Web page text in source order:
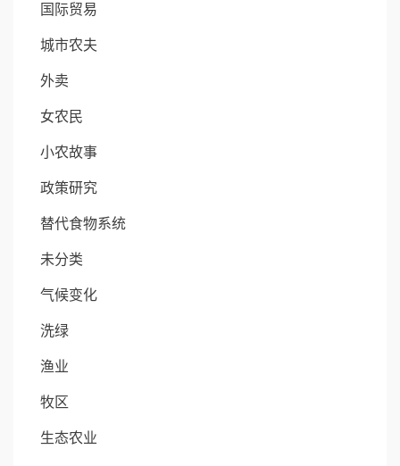
国际贸易
城市农夫
外卖
女农民
小农故事
政策研究
替代食物系统
未分类
气候变化
洗绿
渔业
牧区
生态农业